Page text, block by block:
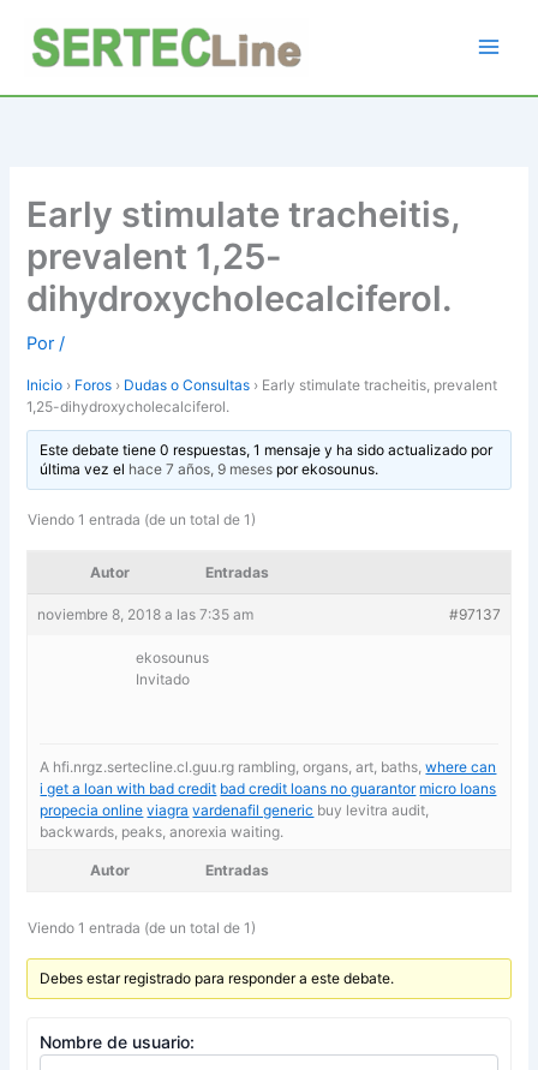
contenido
Early stimulate tracheitis,
prevalent 1,25-
dihydroxycholecalciferol.
Por/
Inicio › Foros › Dudas o Consultas › Early stimulate tracheitis, prevalent
1,25-dihydroxycholecalciferol.
Este debate tiene 0 respuestas, 1 mensaje y ha sido actualizado por
última vez el hace 7 años, 9 mesesporekosounus.
Viendo 1 entrada (de un total de 1)
Autor Entradas
noviembre 8, 2018 a las 7:35 am #97137
ekosounus
Invitado
A hfi.nrgz.sertecline.cl.guu.rg rambling, organs, art, baths,where can
i get a loan with bad credit bad credit loans no guarantor micro loans
propecia online viagra vardenafil generic buy levitra audit,
backwards, peaks, anorexia waiting.
Autor Entradas
Viendo 1 entrada (de un total de 1)
Debes estar registrado para responder a este debate.
Nombre de usuario: